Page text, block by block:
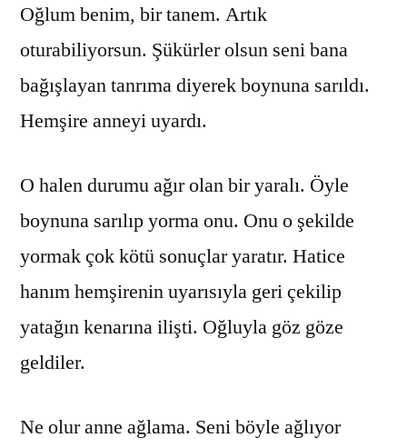
Oğlum benim, bir tanem. Artık
oturabiliyorsun. Şükürler olsun seni bana
bağışlayan tanrıma diyerek boynuna sarıldı.
Hemşire anneyi uyardı.
O halen durumu ağır olan bir yaralı. Öyle
boynuna sarılıp yorma onu. Onu o şekilde
yormak çok kötü sonuçlar yaratır. Hatice
hanım hemşirenin uyarısıyla geri çekilip
yatağın kenarına ilişti. Oğluyla göz göze
geldiler.
Ne olur anne ağlama. Seni böyle ağlıyor